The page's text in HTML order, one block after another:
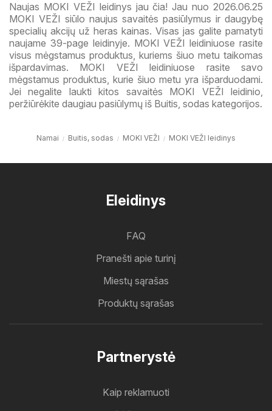
Naujas MOKI VEŽI leidinys jau čia! Jau nuo 2026.06.25
MOKI VEŽI siūlo naujus savaitės pasiūlymus ir daugybę
specialių akcijų už heras kainas. Visas jas galite pamatyti
naujame 39-page leidinyje. MOKI VEŽI leidiniuose rasite
visus mėgstamus produktus, kuriems šiuo metu taikomas
išpardavimas. MOKI VEŽI leidiniuose rasite savo
mėgstamus produktus, kurie šiuo metu yra išparduodami.
Jei negalite laukti kitos savaitės MOKI VEŽI leidinio,
peržiūrėkite daugiau pasiūlymų iš Buitis, sodas kategorijos.
Namai Buitis, sodas MOKI VEŽI MOKI VEŽI leidinys
Eleidinys
FAQ
Pranešti apie turinį
Miestų sąrašas
Produktų sąrašas
Partnerystė
Kaip reklamuoti